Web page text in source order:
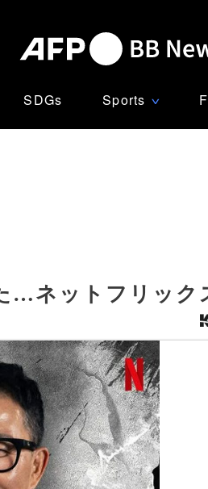
SDGs Sports ∨
…ネットフリック